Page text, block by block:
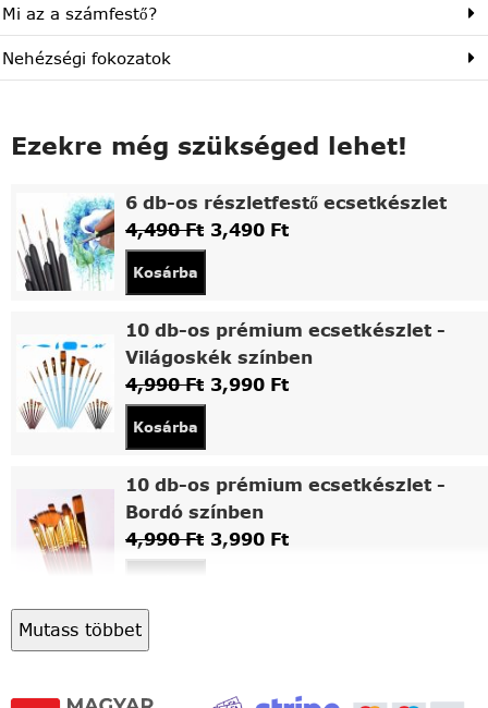
Mi az a számfestő?
Nehézségi fokozatok
Ezekre még szükséged lehet!
6 db-os részletfestő ecsetkészlet
4,490Ft 3,490 Ft
Kosárba
10 db-os prémium ecsetkészlet -
Világoskék színben
4,990Ft 3,990 Ft
Kosárba
10 db-os prémium ecsetkészlet -
Bordó színben
4,990Ft 3,990 Ft
Asztali fa festőállvány
Mutass többet